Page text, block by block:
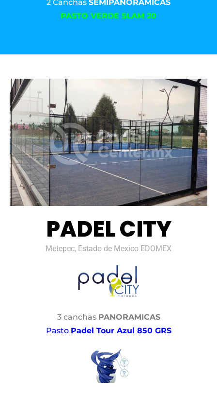
2 Canchas SEMIPANORAMICAS
PASTO VERDE SLAM 20
PADEL CITY
Metepec, Estado de Mexico EDOMEX
3 canchas PANORAMICAS
Pasto Padel Tour Azul 850 GRS